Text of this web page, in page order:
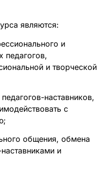
являются:
и
педагогов,
и творческой
наставников,
с
общения, обмена
и